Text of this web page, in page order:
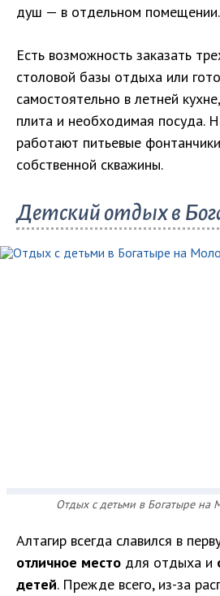
душ — в отдельном помещении.
Есть возможность заказать
столовой базы отдыха или
самостоятельно в летней
плита и необходимая посуда.
работают питьевые
собственной скважины.
Детский отдых в
Отдых с детьми в Богатыре на
Алтагир всегда славился в
отличное место для отдыха и
детей. Прежде всего, из-за